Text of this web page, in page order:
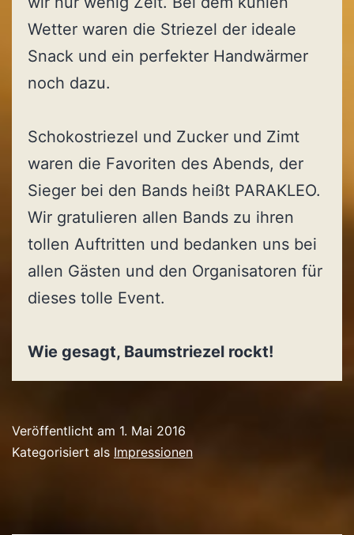
Wetter waren die Striezel der ideale
Snack und ein perfekter Handwärmer
noch dazu.
Schokostriezel und Zucker und Zimt
waren die Favoriten des Abends, der
Sieger bei den Bands heißt PARAKLEO.
Wir gratulieren allen Bands zu ihren
tollen Auftritten und bedanken uns bei
allen Gästen und den Organisatoren für
dieses tolle Event.
Wie gesagt, Baumstriezel rockt!
Veröffentlicht am 1. Mai 2016
Kategorisiert als Impressionen